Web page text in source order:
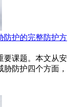
防护的完整防护方
要课题。本文从安
防护四个方面，